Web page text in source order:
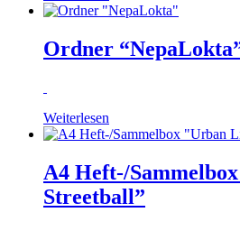
Ordner
Weiterlesen
A4 Heft-/
Streetball”